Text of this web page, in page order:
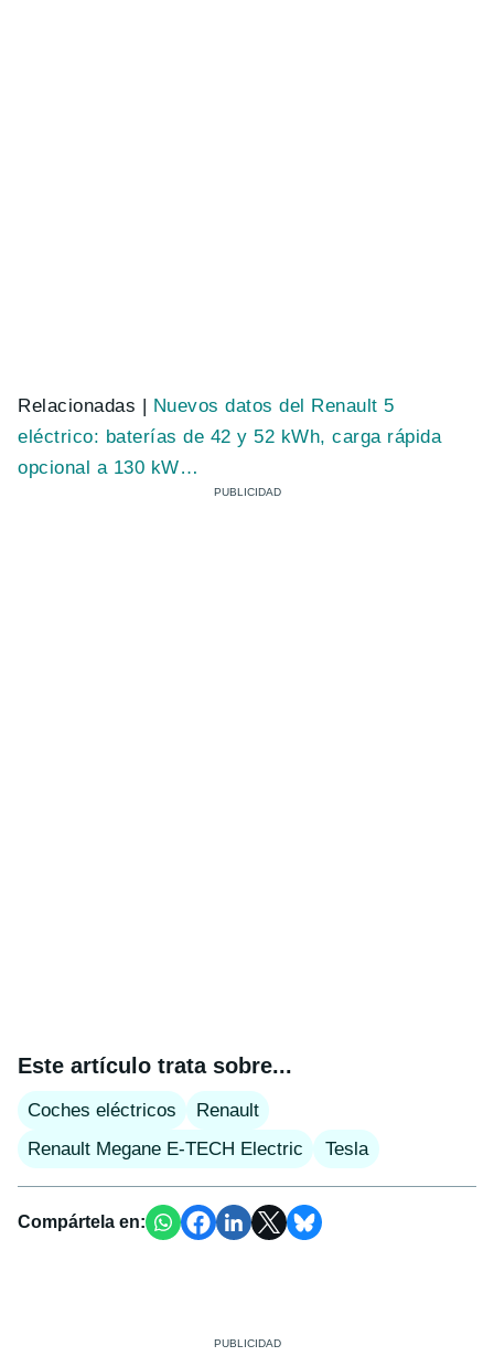
Relacionadas |
Nuevos datos del Renault 5
eléctrico: baterías de 42 y 52 kWh, carga rápida
opcional a 130 kW…
Este artículo trata sobre...
Coches eléctricos
Renault
Renault Megane E-TECH Electric
Tesla
Compártela en: